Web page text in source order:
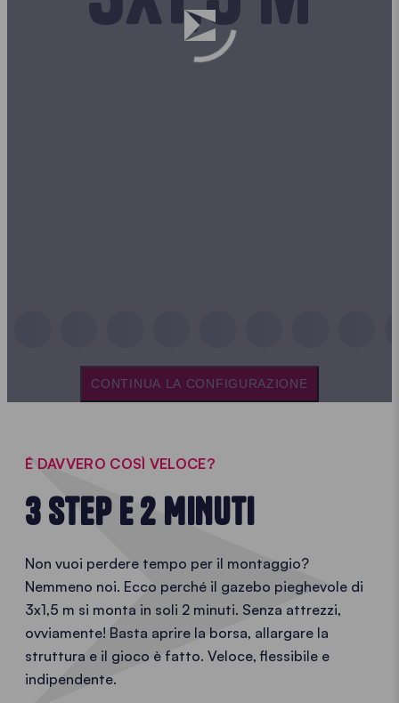
CONTINUA LA CONFIGURAZIONE
É DAVVERO COSÌ VELOCE?
3 STEP E 2 MINUTI
Non vuoi perdere tempo per il montaggio?
Nemmeno noi. Ecco perché il gazebo pieghevole di
3x1,5 m si monta in soli 2 minuti. Senza attrezzi,
ovviamente! Basta aprire la borsa, allargare la
struttura e il gioco è fatto. Veloce, flessibile e
indipendente.